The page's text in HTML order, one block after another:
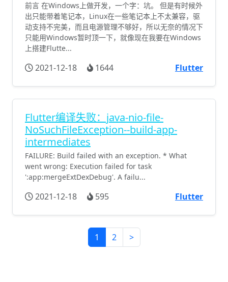
前言 在Windows上做开发，一个字：坑。 但是有时候外
出只能带着笔记本，Linux在一些笔记本上不太兼容，驱
动支持不完美，而且电源管理不够好，所以无奈的情况下
只能用Windows暂时顶一下，就像现在我要在Windows
上搭建Flutte...
2021-12-18 1644 Flutter
Flutter编译失败：java-nio-file-
NoSuchFileException--build-app-
intermediates
FAILURE: Build failed with an exception. * What
went wrong: Execution failed for task
':app:mergeExtDexDebug'. A failu...
2021-12-18 595 Flutter
1 2 >